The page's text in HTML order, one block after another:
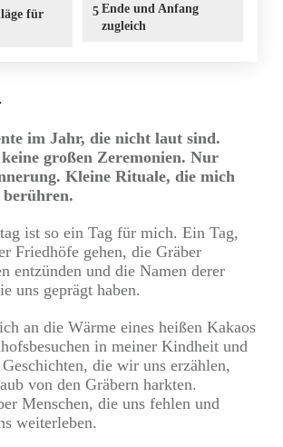
für
5 Ende und Anfang
zugleich
im Jahr, die nicht laut sind.
großen Zeremonien. Nur
Kleine Rituale, die mich
ist so ein Tag für mich. Ein Tag,
Friedhöfe gehen, die Gräber
entzünden und die Namen derer
uns geprägt haben.
an die Wärme eines heißen Kakaos
in meiner Kindheit und
die wir uns erzählen,
von den Gräbern harkten.
Menschen, die uns fehlen und
weiterleben.